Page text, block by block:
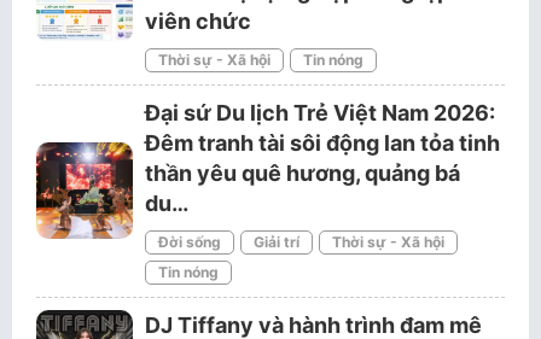
viên chức
Thời sự - Xã hội Tin nóng
Đại sứ Du lịch Trẻ Việt Nam 2026:
Đêm tranh tài sôi động lan tỏa tinh
thần yêu quê hương, quảng bá
du…
Đời sống Giải trí
Thời sự - Xã hội
Tin nóng
DJ Tiffany và hành trình đam mê